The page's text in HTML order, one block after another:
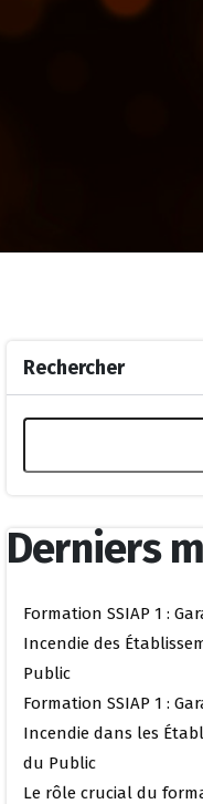
Rechercher
Derniers
Formation SSIAP 1 :
Incendie des
Public
Formation SSIAP 1 :
Incendie dans les
du Public
Le rôle crucial du